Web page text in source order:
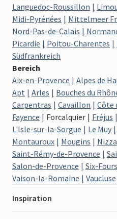
Languedoc-Roussillon
Midi-Pyrénées
Mittelmeer
Nord-Pas-de-Calais
Picardie
Poitou-Charentes
Südfrankreich
Bereich
Aix-en-Provence
Alpes de
Apt
Arles Bouches du
Carpentras
Cavaillon Côte
Fayence
Forcalquier Fréjus
L'Isle-sur-la-Sorgue
Le Muy
Montauroux
Mougins Nizza
Saint-Rémy-de-Provence
Salon-de-Provence
Six-
Vaison-la-Romaine
Vaucluse
Inspiration